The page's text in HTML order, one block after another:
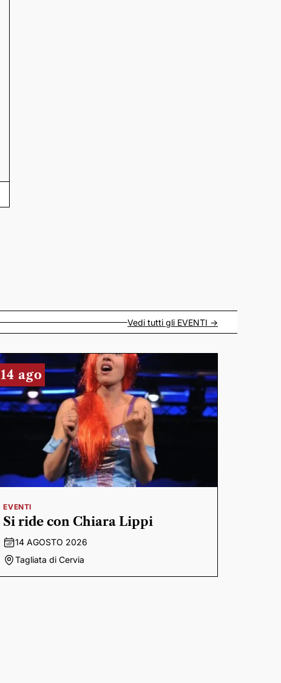
Vedi tutti gli EVENTI ->
14 ago
EVENTI
Si ride con Chiara Lippi
14 AGOSTO 2026
Tagliata di Cervia